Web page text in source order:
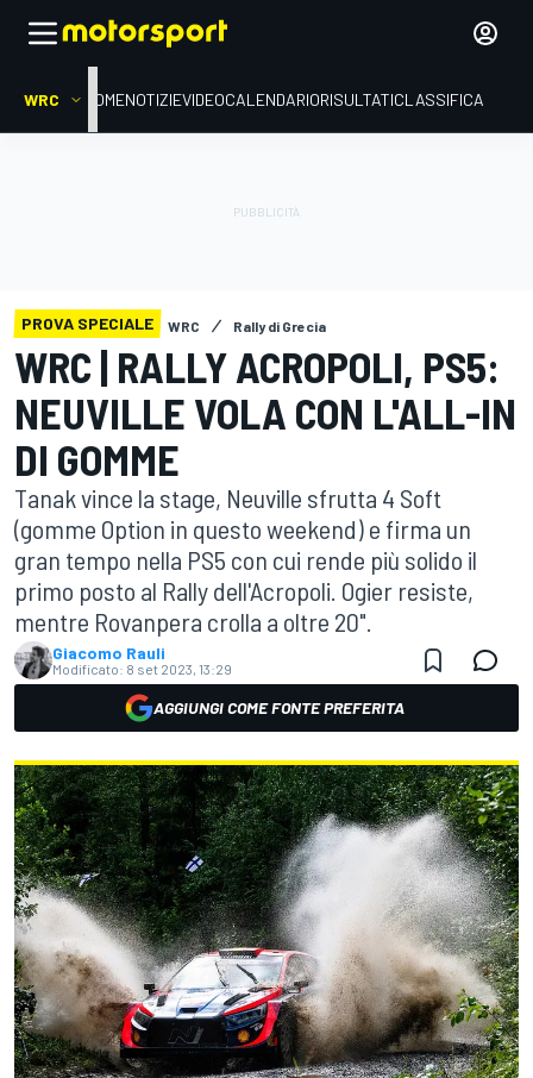
WRC HOMENOTIZIEVIDEOCALENDARIORISULTATICLASSIFICA
PROVA SPECIALE WRC Rally di Grecia
WRC | RALLY ACROPOLI, PS5:
NEUVILLE VOLA CON L'ALL-IN
DI GOMME
Tanak vince la stage, Neuville sfrutta 4 Soft
(gomme Option in questo weekend) e firma un
gran tempo nella PS5 con cui rende più solido il
primo posto al Rally dell'Acropoli. Ogier resiste,
mentre Rovanpera crolla a oltre 20".
Giacomo Rauli
Modificato: 8 set 2023, 13:29
AGGIUNGI COME FONTE PREFERITA